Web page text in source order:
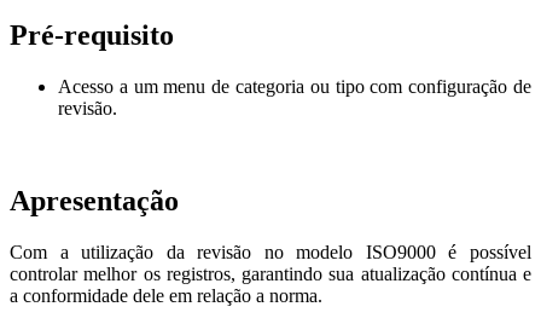
Pré-requisito
Acesso a um menu de categoria ou tipo com configuração de
revisão.
Apresentação
Com a utilização da revisão no modelo ISO9000 é possível
controlar melhor os registros, garantindo sua atualização contínua e
a conformidade dele em relação a norma.